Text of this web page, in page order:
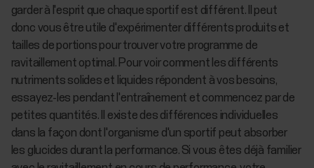
garder à l'esprit que chaque sportif est différent. Il peut
donc vous être utile d'expérimenter différents produits et
tailles de portions pour trouver votre programme de
ravitaillement optimal. Pour voir comment les différents
nutriments solides et liquides répondent à vos besoins,
essayez-les pendant l'entraînement et commencez par de
petites quantités. Il existe des différences individuelles
dans la façon dont l'organisme d'un sportif peut absorber
les glucides durant la performance. Si vous êtes déjà familier